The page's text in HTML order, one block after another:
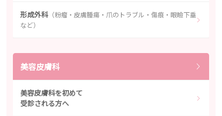
形成外科（粉瘤・皮膚腫瘍・爪のトラブル・傷痕・眼瞼下垂
など）
美容皮膚科
美容皮膚科を初めて
受診される方へ